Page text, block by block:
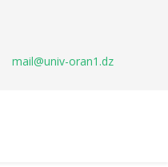
mail@univ-oran1.dz